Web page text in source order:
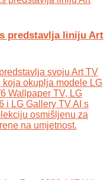
predstavlja liniju Art
svoju Art TV
koja okuplja modele LG
Wallpaper TV, LG
i LG Gallery TV AI s
osmišljenu za
na umjetnost.